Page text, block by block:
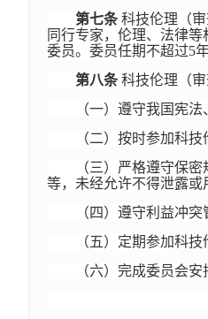
第七条科技伦理（审
同行专家，伦理、法律
委员。委员任期不超过5
第八条科技伦理（审
（一）遵守我国宪
（二）按时参加科
（三）严格遵守保
等，未经允许不得泄露或
（四）遵守利益冲
（五）定期参加科技
（六）完成委员会安